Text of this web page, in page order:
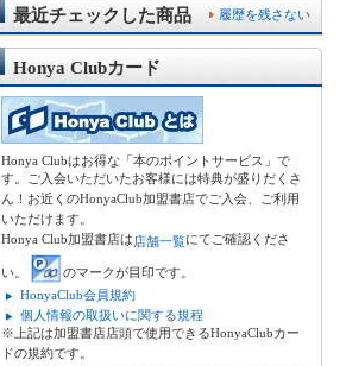
履歴を残さない
最近チェックした商品
Honya Clubカード
Honya Clubはお得な「本のポイントサービス」で
す。ご入会いただいたお客様には特典が盛りだくさ
ん！お近くのHonyaClub加盟書店でご入会、ご利用
いただけます。
Honya Club加盟書店は店舗一覧にてご確認くださ
い。
のマークが目印です。
HonyaClub会員規約
個人情報の取扱いに関する規程
※上記は加盟書店店頭で使用できるHonyaClubカー
ドの規約です。